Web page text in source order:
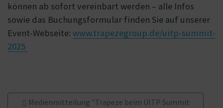
können ab sofort vereinbart werden – alle Infos
sowie das Buchungsformular finden Sie auf unserer
Event-Webseite: www.trapezegroup.de/uitp-summit-
2025
Medienmitteilung "Trapeze beim UITP Summit